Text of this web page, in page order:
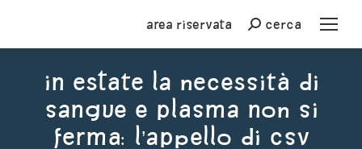
Area riservata Cercacerca
In estate la necessità di
sangue e plasma non si
ferma: l’appello di CSV